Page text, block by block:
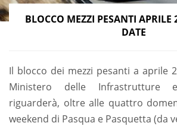
BLOCCO MEZZI PESANTI APRILE
DATE
Il blocco dei mezzi pesanti a aprile
Ministero delle Infrastrutture
riguarderà, oltre alle quattro
weekend di Pasqua e Pasquetta (da